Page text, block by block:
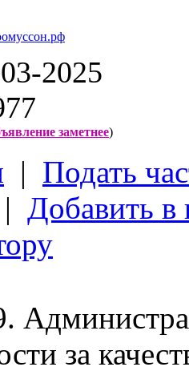
2025
заметнее)
| Подать
| Добавить в
за